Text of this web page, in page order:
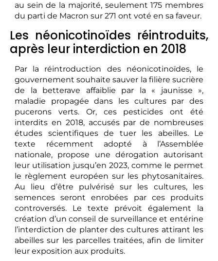
au sein de la majorité, seulement 175 membres
du parti de Macron sur 271 ont voté en sa faveur.
Les néonicotinoïdes réintroduits,
après leur interdiction en 2018
Par la réintroduction des néonicotinoïdes, le
gouvernement souhaite sauver la filière sucrière
de la betterave affaiblie par la « jaunisse »,
maladie propagée dans les cultures par des
pucerons verts. Or, ces pesticides ont été
interdits en 2018, accusés par de nombreuses
études scientifiques de tuer les abeilles. Le
texte récemment adopté à l’Assemblée
nationale, propose une dérogation autorisant
leur utilisation jusqu’en 2023, comme le permet
le règlement européen sur les phytosanitaires.
Au lieu d’être pulvérisé sur les cultures, les
semences seront enrobées par ces produits
controversés. Le texte prévoit également la
création d’un conseil de surveillance et entérine
l’interdiction de planter des cultures attirant les
abeilles sur les parcelles traitées, afin de limiter
leur exposition aux produits.